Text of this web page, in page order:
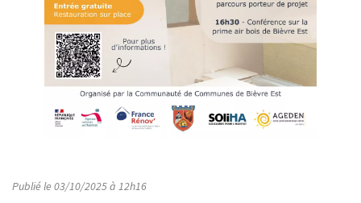
Publié le 03/10/2025 à 12h16